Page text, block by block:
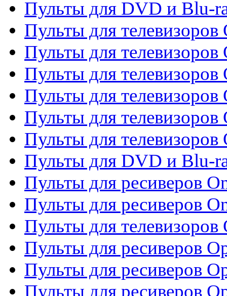
Пульты для DVD и Blu-
Пульты для телевизоров
Пульты для телевизоров
Пульты для телевизоров
Пульты для телевизоров
Пульты для телевизоров
Пульты для телевизоров
Пульты для DVD и Blu-
Пульты для ресиверов
Пульты для ресиверов
Пульты для телевизоров
Пульты для ресиверов
Пульты для ресиверов
Пульты для ресиверов